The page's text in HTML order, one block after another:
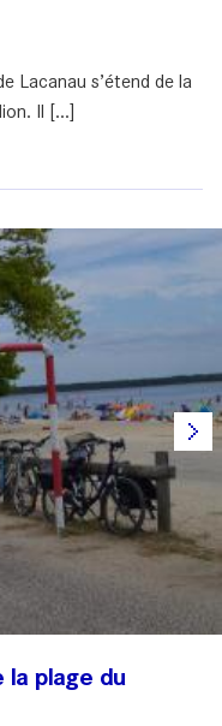
Lacanau s’étend de la
Il [...]
la plage du